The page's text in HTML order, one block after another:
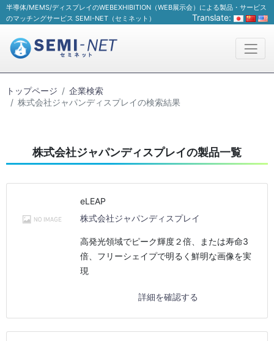
半導体/MEMS/ディスプレイのWEBEXHIBITION（WEB展示会）による製品・サービス
のマッチングサービス SEMI-NET（セミネット）
Translate:
トップページ
企業検索
株式会社ジャパンディスプレイの検索結果
株式会社ジャパンディスプレイの製品一覧
eLEAP
株式会社ジャパンディスプレイ
高発光領域でピーク輝度２倍、または寿命3
倍、フリーシェイプで明るく鮮明な画像を実
現
詳細を確認する